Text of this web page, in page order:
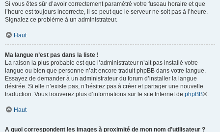
Si vous êtes sûr d’avoir correctement paramétré votre fuseau horaire et que
l’heure est toujours incorrecte, il se peut que le serveur ne soit pas à l’heure.
Signalez ce problème à un administrateur.
Haut
Ma langue n’est pas dans la liste !
La raison la plus probable est que l’administrateur n’ait pas installé votre
langue ou bien que personne n’ait encore traduit phpBB dans votre langue.
Essayez de demander à un administrateur du forum d’installer la langue
désirée. Si elle n’existe pas, n’hésitez pas à créer et partager une nouvelle
traduction. Vous trouverez plus d’informations sur le site Internet de phpBB®.
Haut
A quoi correspondent les images à proximité de mon nom d’utilisateur ?